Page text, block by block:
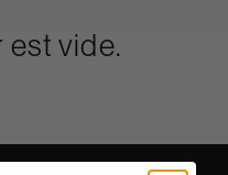
est vide.